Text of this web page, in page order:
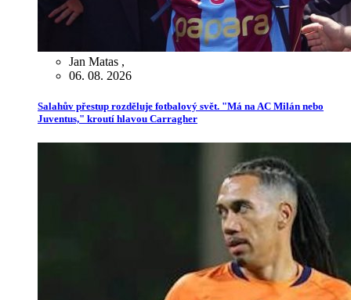
Jan Matas ,
06. 08. 2026
Salahův přestup rozděluje fotbalový svět. "Má na AC Milán nebo
Juventus," kroutí hlavou Carragher